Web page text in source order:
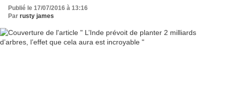
Publié le 17/07/2016 à 13:16
Par rusty james